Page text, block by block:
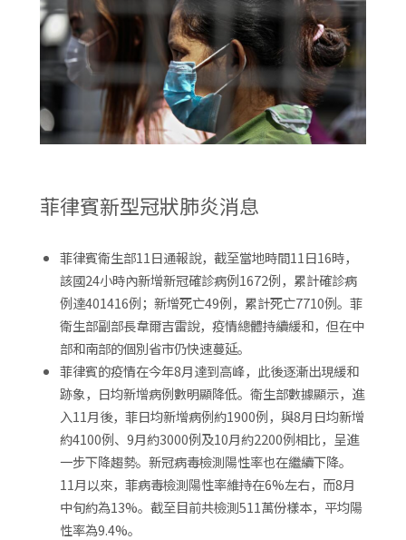
菲律賓新型冠狀肺炎消息
菲律賓衛生部11日通報說，截至當地時間11日16時，
該國24小時內新增新冠確診病例1672例，累計確診病
例達401416例；新增死亡49例，累計死亡7710例。菲
衛生部副部長韋爾吉雷說，疫情總體持續緩和，但在中
部和南部的個別省市仍快速蔓延。
菲律賓的疫情在今年8月達到高峰，此後逐漸出現緩和
跡象，日均新增病例數明顯降低。衛生部數據顯示，進
入11月後，菲日均新增病例約1900例，與8月日均新增
約4100例、9月約3000例及10月約2200例相比，呈進
一步下降趨勢。新冠病毒檢測陽性率也在繼續下降。
11月以來，菲病毒檢測陽性率維持在6%左右，而8月
中旬約為13%。截至目前共檢測511萬份樣本，平均陽
性率為9.4%。